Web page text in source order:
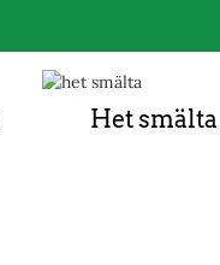
Het smälta